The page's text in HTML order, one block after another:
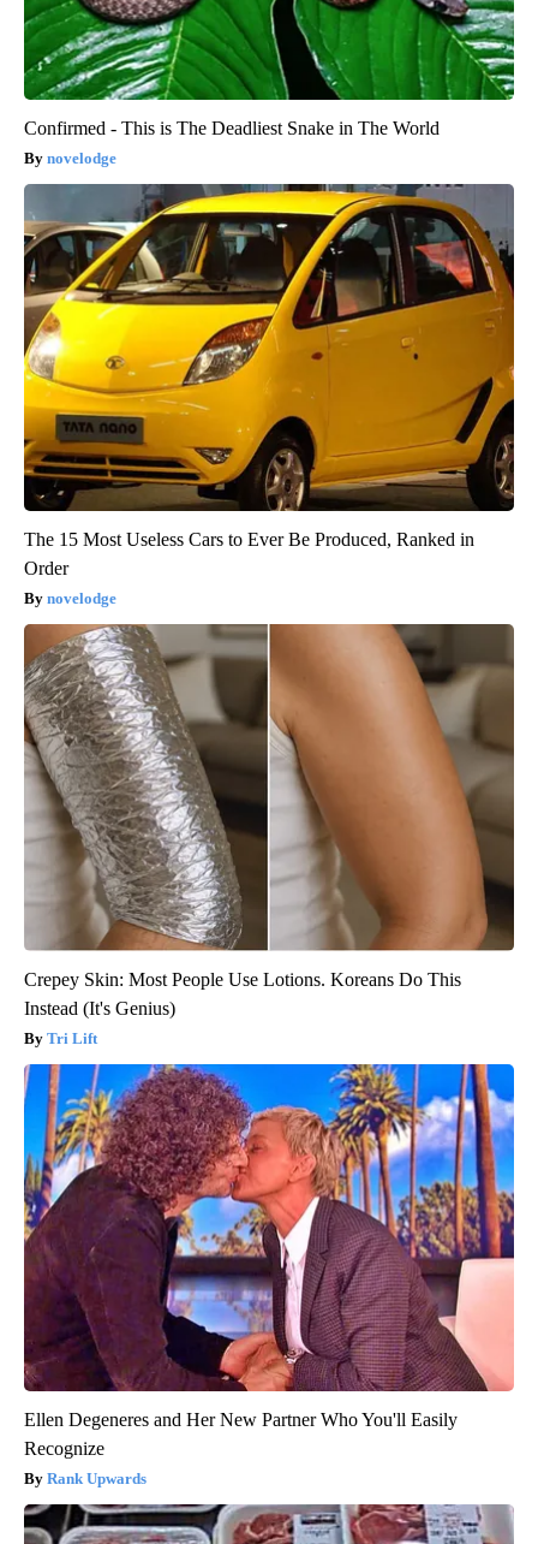
Confirmed - This is The Deadliest Snake in The World
novelodge
The 15 Most Useless Cars to Ever Be Produced, Ranked in
Order
novelodge
Crepey Skin: Most People Use Lotions. Koreans Do This
Instead (It's Genius)
Tri Lift
Ellen Degeneres and Her New Partner Who You'll Easily
Recognize
Rank Upwards